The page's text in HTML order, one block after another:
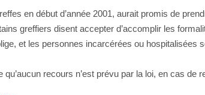
en début d’année 2001, aurait promis de
greffiers disent accepter d’accomplir les
et les personnes incarcérées ou hospitalisées
recours n’est prévu par la loi, en cas de